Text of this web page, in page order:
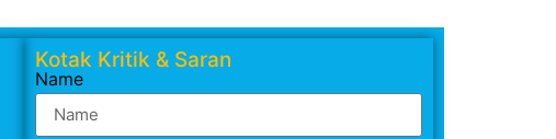
Kotak Kritik & Saran
Name